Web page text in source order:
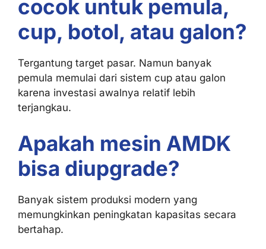
cocok untuk pemula,
cup, botol, atau galon?
Tergantung target pasar. Namun banyak
pemula memulai dari sistem cup atau galon
karena investasi awalnya relatif lebih
terjangkau.
Apakah mesin AMDK
bisa diupgrade?
Banyak sistem produksi modern yang
memungkinkan peningkatan kapasitas secara
bertahap.